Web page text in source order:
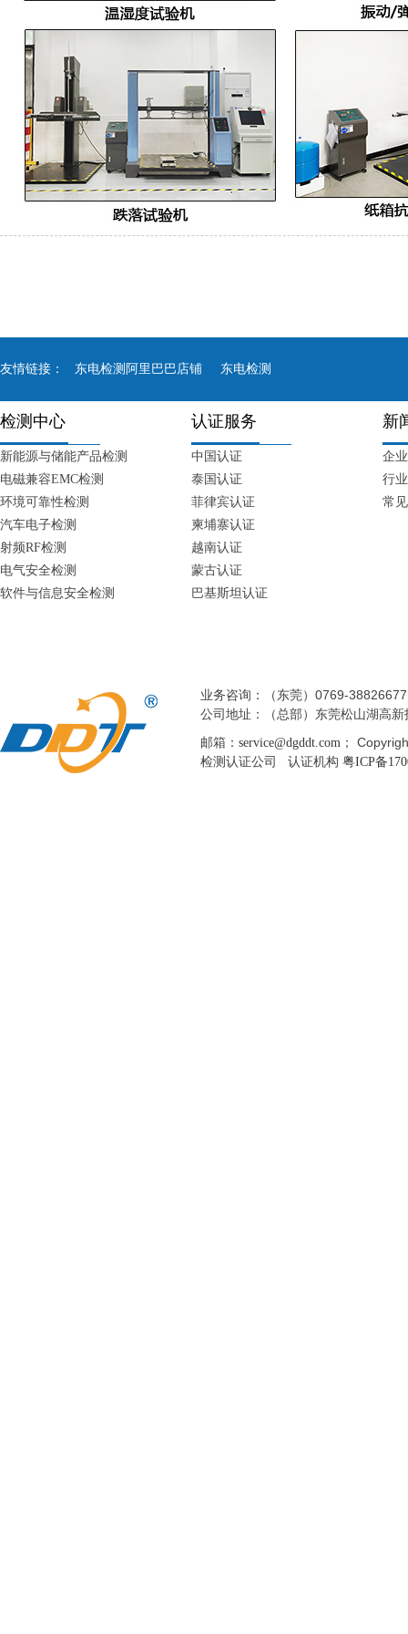
友情链接： 东电检测阿里巴巴店铺 东电检测
检测中心 认证服务 新
新能源与储能产品检测
电磁兼容EMC检测
环境可靠性检测
汽车电子检测
射频RF检测
电气安全检测
软件与信息安全检测
中国认证
泰国认证
菲律宾认证
柬埔寨认证
越南认证
蒙古认证
巴基斯坦认证
企
行
常
业务咨询：（东莞）0769-
公司地址：（总部）东莞松山湖高
邮箱： service@dgddt.com ；
检测认证公司 认证机构 粤ICP备